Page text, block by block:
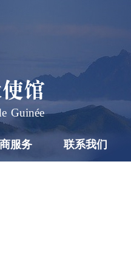
馆
Guinée
服务 联系我们